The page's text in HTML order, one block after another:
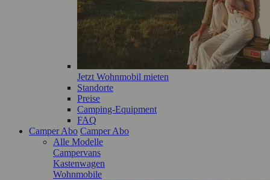
Jetzt Wohnmobil mieten
Standorte
Preise
Camping-Equipment
FAQ
Camper Abo Camper Abo
Alle Modelle
Campervans
Kastenwagen
Wohnmobile